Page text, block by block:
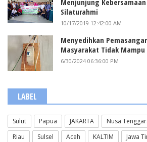
Menjunjung
Silaturahmi
10/17/2019 12:42:00 AM
Menyedihkan
Masyarakat Tidak Mampu
6/30/2024 06:36:00 PM
LABEL
Sulut Papua JAKARTA Nusa
Riau
Sulsel Aceh KALTIM Jawa